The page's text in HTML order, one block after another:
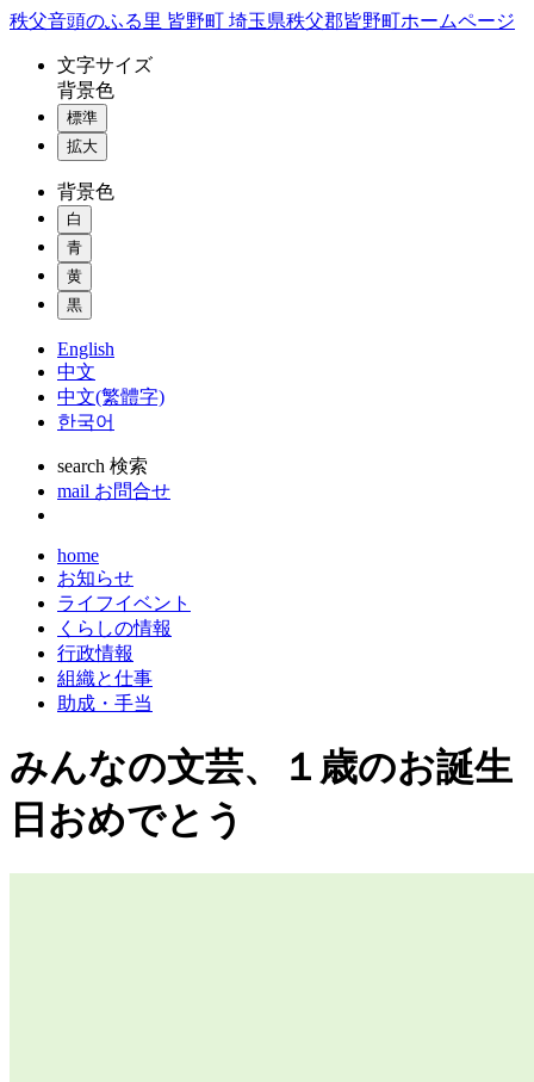
コ
秩父音頭のふる里 皆野町 埼玉県秩父郡皆野町ホームページ
文字サイズ
背景色
標準
拡大
背景色
白
青
黄
黒
English
中文
中文(繁體字)
한국어
search 検索
mail お問合せ
home
お知らせ
ライフイベント
くらしの情報
行政情報
組織と仕事
助成・手当
みんなの文芸、１歳のお誕生
日おめでとう